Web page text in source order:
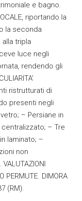
e bagno.
riportando la
la seconda
tripla
luce negli
rendendo gli
ristrutturati di
presenti negli
– Persiane in
– Tre
laminato; –
non
PERMUTE. DIMORA
(RM).